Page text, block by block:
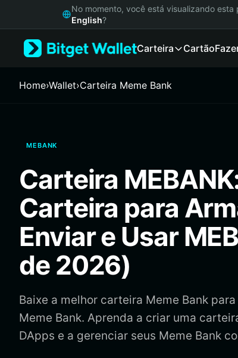
Русский
Italiano
繁體中文
Bahasa Indonesia
ภาษาไทย
Español
Português (Brasil)
Español (Argentina)
No momento, você está visualizando esta
English?
Carteira Cartão
Home›Wallet›Carteira Meme Bank
MEBANK
Carteira
Carteira para
Enviar e Usar
de 2026)
Baixe a melhor carteira Meme Bank
Meme Bank. Aprenda a criar uma
DApps e a gerenciar seus Meme Bank